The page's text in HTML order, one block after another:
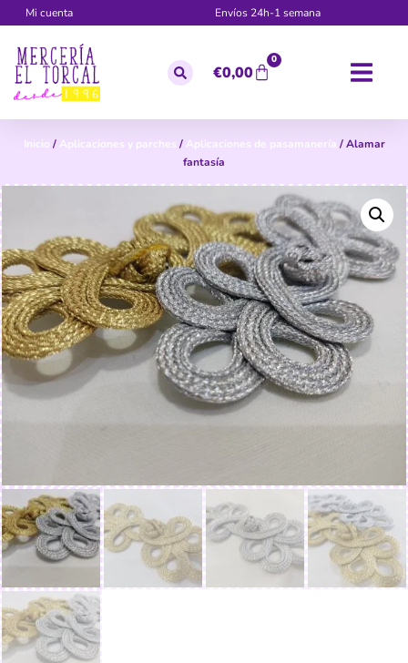
Mi cuenta Envíos 24h-1 semana
€0,00
0
Inicio / Aplicaciones y parches / Aplicaciones de pasamanería / Alamar
fantasía